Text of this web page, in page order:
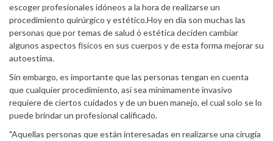
escoger profesionales idóneos a la hora de realizarse un
procedimiento quirúrgico y estético.Hoy en día son muchas las
personas que por temas de salud ó estética deciden cambiar
algunos aspectos físicos en sus cuerpos y de esta forma mejorar su
autoestima.
Sin embargo, es importante que las personas tengan en cuenta
que cualquier procedimiento, así sea mínimamente invasivo
requiere de ciertos cuidados y de un buen manejo, el cual solo se lo
puede brindar un profesional calificado.
"Aquellas personas que están interesadas en realizarse una cirugía